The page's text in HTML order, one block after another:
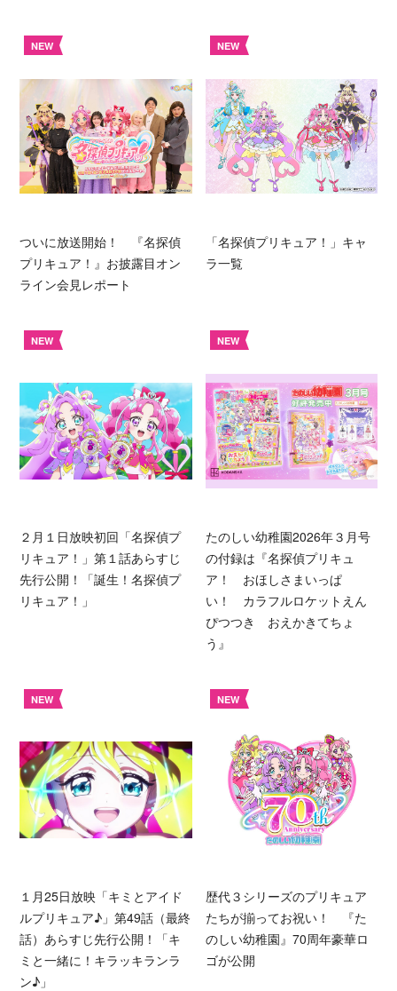
NEW
ついに放送開始！ 『名探偵
プリキュア！』お披露目オン
ライン会見レポート
NEW
「名探偵プリキュア！」キャ
ラ一覧
NEW
２月１日放映初回「名探偵プ
リキュア！」第１話あらすじ
先行公開！「誕生！名探偵プ
リキュア！」
NEW
たのしい幼稚園2026年３月号
の付録は『名探偵プリキュ
ア！ おほしさまいっぱ
い！ カラフルロケットえん
ぴつつき おえかきてちょ
う』
NEW
１月25日放映「キミとアイド
ルプリキュア♪」第49話（最終
話）あらすじ先行公開！「キ
ミと一緒に！キラッキランラ
ン♪」
NEW
歴代３シリーズのプリキュア
たちが揃ってお祝い！ 『た
のしい幼稚園』70周年豪華ロ
ゴが公開